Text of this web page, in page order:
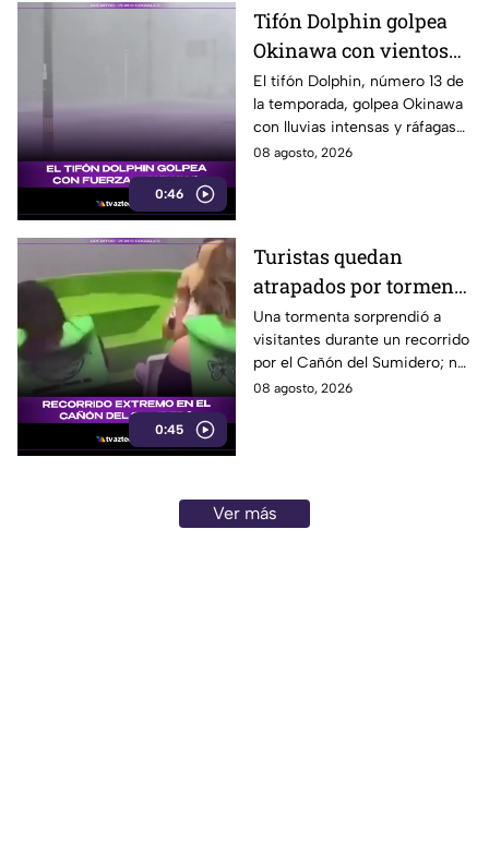
0:46
Tifón Dolphin golpea
Okinawa con vientos
de hasta 157 km/h
El tifón Dolphin, número 13 de
la temporada, golpea Okinawa
con lluvias intensas y ráfagas
de hasta 157 kilómetros por
08 agosto, 2026
0:45
Turistas quedan
atrapados por tormenta
en el Cañón del
Sumidero
Una tormenta sorprendió a
visitantes durante un recorrido
por el Cañón del Sumidero; no
se reportaron personas heridas
08 agosto, 2026
Ver más